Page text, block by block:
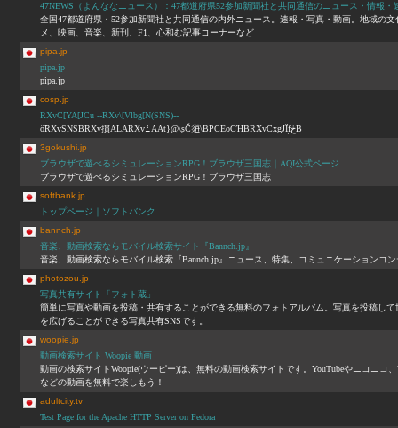
47NEWS（よんななニュース）：47都道府県52参加新聞社と共同通信のニュース・情報
全国47都道府県・52参加新聞社と共同通信の内外ニュース。速報・写真・動画。地域の
メ、映画、音楽、新刊、F1、心和む記事コーナーなど
pipa.jp
pipa.jp
pipa.jp
cosp.jp
RXvC[YA[JCu --RXv\[Vlbg[N(SNS)--
ő̃RXvSNSBRXv摜ALARXvߑAAt}@\ʂČ𗬂\BPCEoCΉBRXvCxgJÏ̖fڂB
3gokushi.jp
ブラウザで遊べるシミュレーションRPG！ブラウザ三国志｜AQI公式ページ
ブラウザで遊べるシミュレーションRPG！ブラウザ三国志
softbank.jp
トップページ｜ソフトバンク
bannch.jp
音楽、動画検索ならモバイル検索サイト『Bannch.jp』
音楽、動画検索ならモバイル検索『Bannch.jp』ニュース、特集、コミュニケーションコ
photozou.jp
写真共有サイト「フォト蔵」
簡単に写真や動画を投稿・共有することができる無料のフォトアルバム。写真を投稿し
を広げることができる写真共有SNSです。
woopie.jp
動画検索サイト Woopie 動画
動画の検索サイトWoopie(ウーピー)は、無料の動画検索サイトです。YouTubeやニコニ
などの動画を無料で楽しもう！
adultcity.tv
Test Page for the Apache HTTP Server on Fedora